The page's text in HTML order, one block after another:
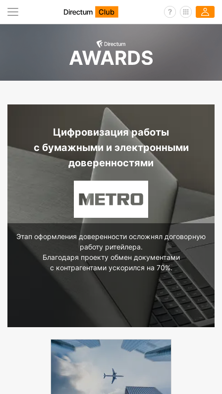
Цифровизация работы
с бумажными и электронными
доверенностями
Этап оформления доверенности осложнял договорную
работу ритейлера.
Благодаря проекту обмен документами
с контрагентами ускорился на 70%.